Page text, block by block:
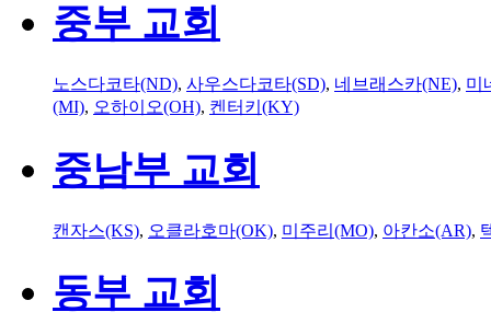
중부 교회
노스다코타(ND), 사우스다코타(SD), 네브래스카(NE), 미
(MI), 오하이오(OH), 켄터키(KY)
중남부 교회
캔자스(KS), 오클라호마(OK), 미주리(MO), 아칸소(AR),
동부 교회